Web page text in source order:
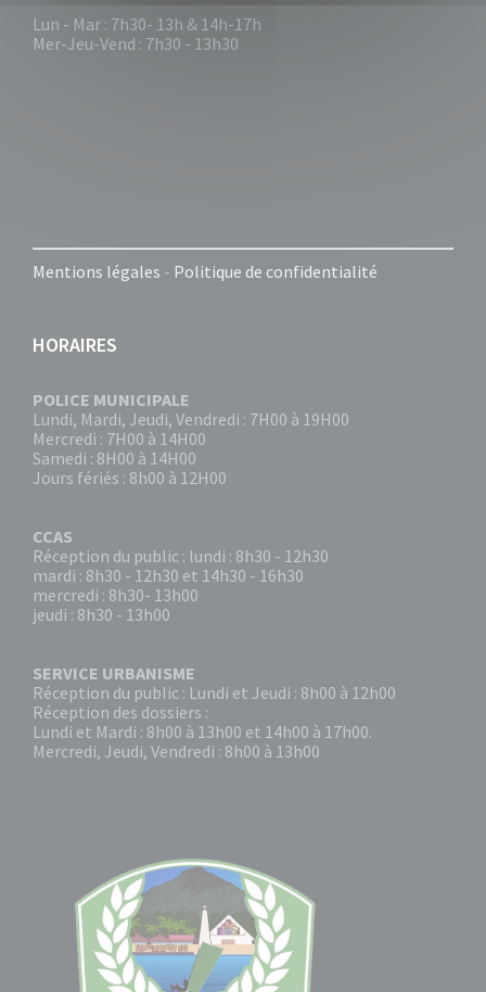
Lun - Mar : 7h30- 13h & 14h-17h
Mer-Jeu-Vend : 7h30 - 13h30
Mentions légales - Politique de confidentialité
HORAIRES
POLICE MUNICIPALE
Lundi, Mardi, Jeudi, Vendredi : 7H00 à 19H00
Mercredi : 7H00 à 14H00
Samedi : 8H00 à 14H00
Jours fériés : 8h00 à 12H00
CCAS
Réception du public : lundi : 8h30 - 12h30
mardi : 8h30 - 12h30 et 14h30 - 16h30
mercredi : 8h30- 13h00
jeudi : 8h30 - 13h00
SERVICE URBANISME
Réception du public : Lundi et Jeudi : 8h00 à 12h00
Réception des dossiers :
Lundi et Mardi : 8h00 à 13h00 et 14h00 à 17h00.
Mercredi, Jeudi, Vendredi : 8h00 à 13h00